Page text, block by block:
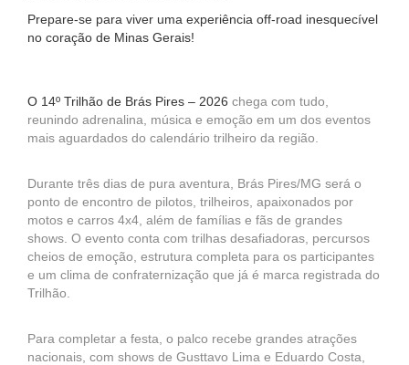
Prepare-se para viver uma experiência off-road inesquecível
no coração de Minas Gerais!
O 14º Trilhão de Brás Pires – 2026 chega com tudo,
reunindo adrenalina, música e emoção em um dos eventos
mais aguardados do calendário trilheiro da região.
Durante três dias de pura aventura, Brás Pires/MG será o
ponto de encontro de pilotos, trilheiros, apaixonados por
motos e carros 4x4, além de famílias e fãs de grandes
shows. O evento conta com trilhas desafiadoras, percursos
cheios de emoção, estrutura completa para os participantes
e um clima de confraternização que já é marca registrada do
Trilhão.
Para completar a festa, o palco recebe grandes atrações
nacionais, com shows de Gusttavo Lima e Eduardo Costa,